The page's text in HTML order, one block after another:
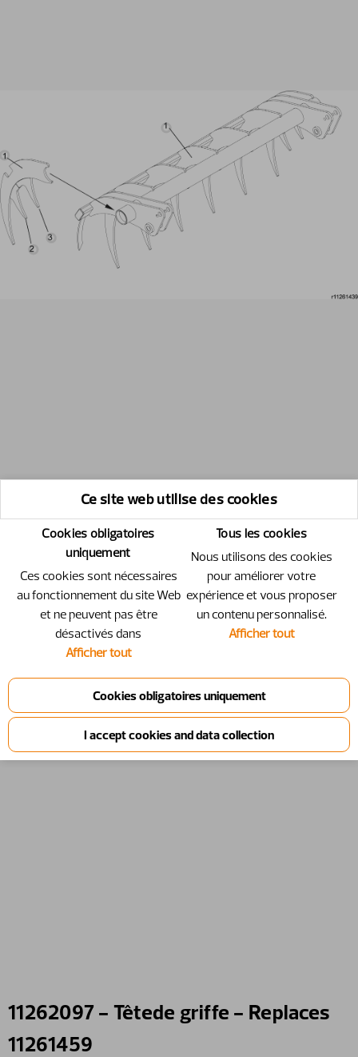
11262097 - Têtede griffe - Replaces
11261459
Ce site web utilise des cookies
Cookies obligatoires
uniquement
Ces cookies sont nécessaires
au fonctionnement du site Web
et ne peuvent pas être
désactivés dans
Afficher tout
Tous les cookies
Nous utilisons des cookies
pour améliorer votre
expérience et vous proposer
un contenu personnalisé.
Afficher tout